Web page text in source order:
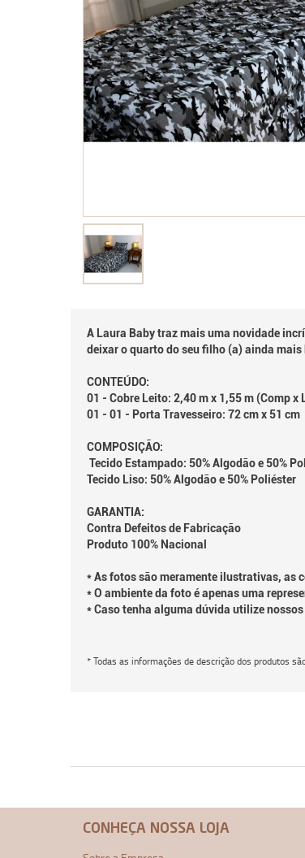
A Laura Baby traz mais uma novidade
deixar o quarto do seu filho (a) ainda
CONTEÚDO:
01 - Cobre Leito: 2,40 m x 1,55 m (Comp x
01 - 01 - Porta Travesseiro: 72 cm x 51 cm
COMPOSIÇÃO:
Tecido Estampado: 50% Algodão e 50%
Tecido Liso: 50% Algodão e 50% Poliéster
GARANTIA:
Contra Defeitos de Fabricação
Produto 100% Nacional
* As fotos são meramente ilustrativas, as
* O ambiente da foto é apenas uma
* Caso tenha alguma dúvida utilize
* Todas as informações de descrição dos produtos
CONHEÇA NOSSA LOJA